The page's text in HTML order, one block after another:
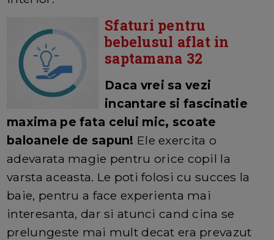
Sfaturi pentru
bebelusul aflat in
saptamana 32
Daca vrei sa vezi
incantare si fascinatie
maxima pe fata celui mic, scoate
baloanele de sapun! Ele exercita o
adevarata magie pentru orice copil la
varsta aceasta. Le poti folosi cu succes la
baie, pentru a face experienta mai
interesanta, dar si atunci cand cina se
prelungeste mai mult decat era prevazut